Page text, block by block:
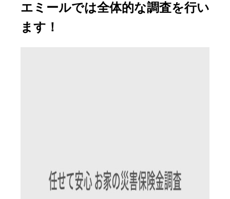
エミールでは全体的な調査を行い
ます！